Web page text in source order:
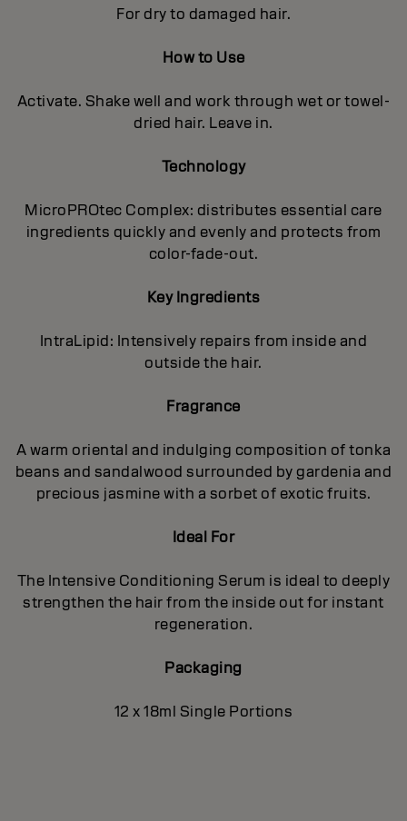
For dry to damaged hair.
How to Use
Activate. Shake well and work through wet or towel-
dried hair. Leave in.
Technology
MicroPROtec Complex: distributes essential care
ingredients quickly and evenly and protects from
color-fade-out.
Key Ingredients
IntraLipid: Intensively repairs from inside and
outside the hair.
Fragrance
A warm oriental and indulging composition of tonka
beans and sandalwood surrounded by gardenia and
precious jasmine with a sorbet of exotic fruits.
Ideal For
The Intensive Conditioning Serum is ideal to deeply
strengthen the hair from the inside out for instant
regeneration.
Packaging
12 x 18ml Single Portions